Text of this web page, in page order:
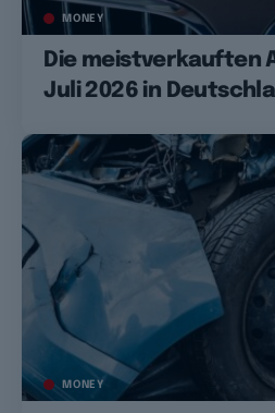
MONEY
Die meistverkauften
Juli 2026 in
MONEY